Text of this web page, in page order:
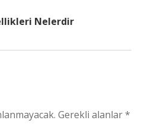
Nelerdir
Gerekli alanlar*